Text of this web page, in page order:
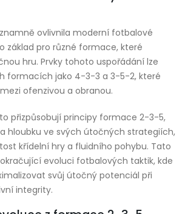
ovlivnila moderní fotbalové
základ pro různé formace, které
hru. Prvky tohoto uspořádání lze
formacích jako 4-3-3 a 3-5-2, které
ofenzivou a obranou.
přizpůsobují principy formace 2-3-5,
hloubku ve svých útočných strategiích,
křídelní hry a fluidního pohybu. Tato
evoluci fotbalových taktik, kde
svůj útočný potenciál při
integrity.